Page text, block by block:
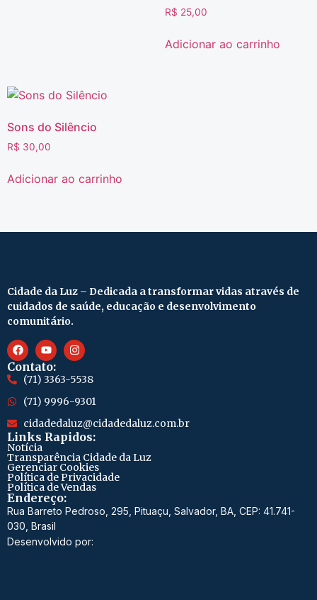
R$ 25,00
Adicionar ao carrinho
Sons do Silêncio
R$ 30,00
Adicionar ao carrinho
Cidade da Luz – Dedicada a transformar vidas através de
cuidados de saúde, educação e desenvolvimento
comunitário.
Contato:
(71) 3363-5538
(71) 9996-9301
cidadedaluz@cidadedaluz.com.br
Links Rapidos:
Notícia
Transparência Cidade da Luz
Gerenciar Cookies
Política de Privacidade
Política de Vendas
Endereço:
Rua Barreto Pedroso, 295, Pituaçu, Salvador, BA, CEP: 41.741-
030, Brasil
Desenvolvido por: